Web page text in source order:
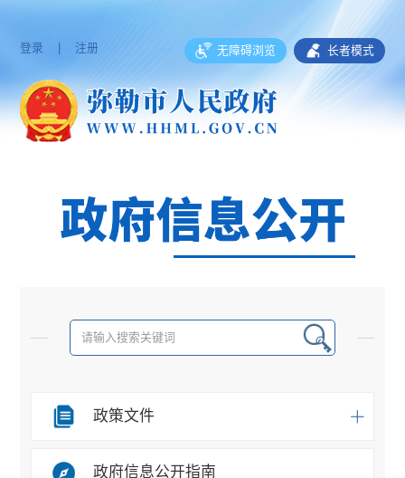
登录 | 注册 无障碍浏览 长者模式
政策文件
政府信息公开指南